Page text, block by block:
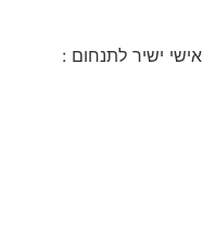
ישיר לתנחום :